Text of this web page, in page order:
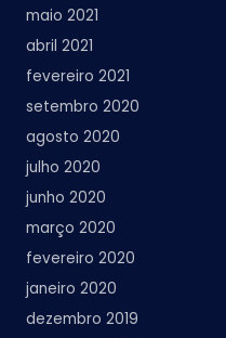
maio 2021
abril 2021
fevereiro 2021
setembro 2020
agosto 2020
julho 2020
junho 2020
março 2020
fevereiro 2020
janeiro 2020
dezembro 2019